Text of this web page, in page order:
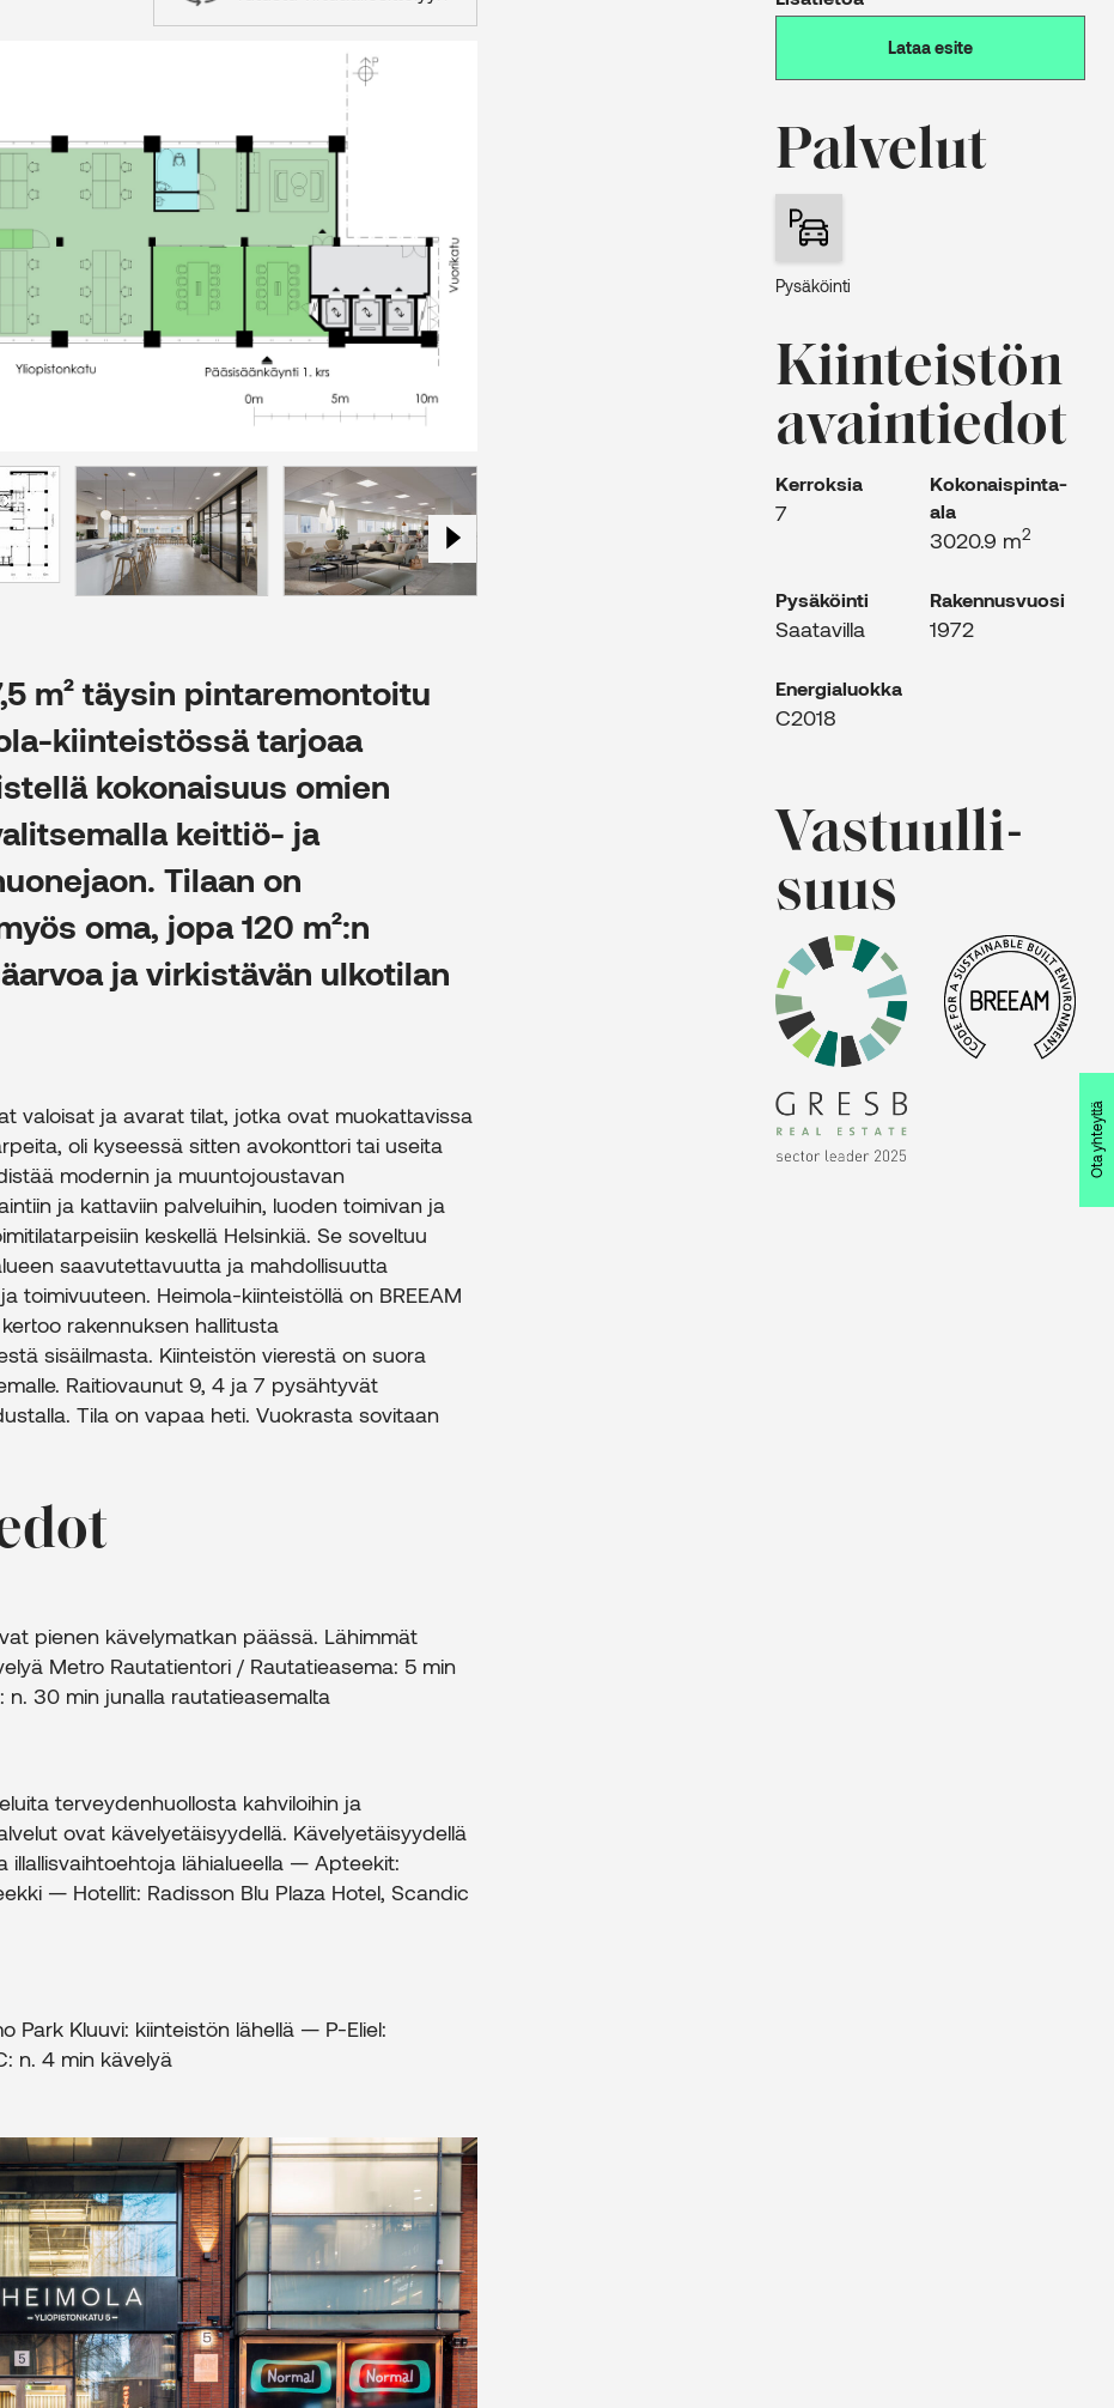
m² täysin pintaremontoitu
kiinteistössä tarjoaa
kokonaisuus omien
keittiö- ja
Tilaan on
oma, jopa 120 m²:n
ja virkistävän ulkotilan
valoisat ja avarat tilat, jotka ovat muokattavissa
oli kyseessä sitten avokonttori tai useita
modernin ja muuntojoustavan
ja kattaviin palveluihin, luoden toimivan ja
keskellä Helsinkiä. Se soveltuu
saavutettavuutta ja mahdollisuutta
toimivuuteen. Heimola-kiinteistöllä on BREEAM
rakennuksen hallitusta
sisäilmasta. Kiinteistön vierestä on suora
Raitiovaunut 9, 4 ja 7 pysähtyvät
Tila on vapaa heti. Vuokrasta sovitaan
pienen kävelymatkan päässä. Lähimmät
Metro Rautatientori / Rautatieasema: 5 min
n. 30 min junalla rautatieasemalta
terveydenhuollosta kahviloihin ja
ovat kävelyetäisyydellä. Kävelyetäisyydellä
illallisvaihtoehtoja lähialueella — Apteekit:
— Hotellit: Radisson Blu Plaza Hotel, Scandic
Park Kluuvi: kiinteistön lähellä — P-Eliel:
n. 4 min kävelyä
Lataa esite
Palvelut
Pysäköinti
Kiinteistön
avaintiedot
Kerroksia
7
Kokonaispinta-
ala
3020.9 m2
Pysäköinti
Saatavilla
Rakennus­vuosi
1972
Energia­luokka
C2018
Vastuulli­
suus
Ota yhteyttä